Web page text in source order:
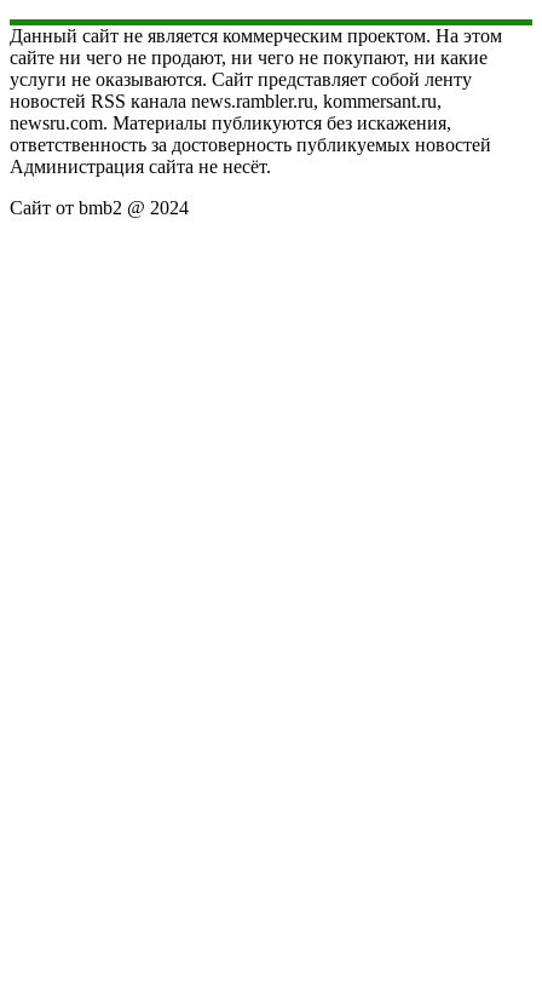
Данный сайт не является коммерческим проектом. На этом
сайте ни чего не продают, ни чего не покупают, ни какие
услуги не оказываются. Сайт представляет собой ленту
новостей RSS канала news.rambler.ru, kommersant.ru,
newsru.com. Материалы публикуются без искажения,
ответственность за достоверность публикуемых новостей
Администрация сайта не несёт.
Сайт от bmb2 @ 2024